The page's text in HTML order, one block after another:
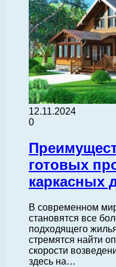
12.11.2024
0
готовых
каркасных
В современном
становятся все
подходящего
стремятся найти
скорости
здесь на…